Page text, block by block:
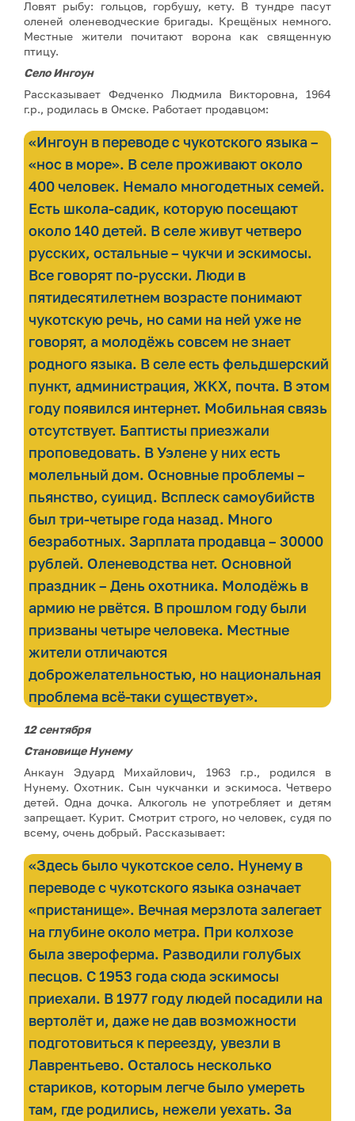
Ловят рыбу: гольцов, горбушу, кету. В тундре пасут
оленей оленеводческие бригады. Крещёных немного.
Местные жители почитают ворона как священную
птицу.
Село Ингоун
Рассказывает Федченко Людмила Викторовна, 1964
г.р., родилась в Омске. Работает продавцом:
«Ингоун в переводе с чукотского языка –
«нос в море». В селе проживают около
400 человек. Немало многодетных семей.
Есть школа-садик, которую посещают
около 140 детей. В селе живут четверо
русских, остальные – чукчи и эскимосы.
Все говорят по-русски. Люди в
пятидесятилетнем возрасте понимают
чукотскую речь, но сами на ней уже не
говорят, а молодёжь совсем не знает
родного языка. В селе есть фельдшерский
пункт, администрация, ЖКХ, почта. В этом
году появился интернет. Мобильная связь
отсутствует. Баптисты приезжали
проповедовать. В Уэлене у них есть
молельный дом. Основные проблемы –
пьянство, суицид. Всплеск самоубийств
был три-четыре года назад. Много
безработных. Зарплата продавца – 30000
рублей. Оленеводства нет. Основной
праздник – День охотника. Молодёжь в
армию не рвётся. В прошлом году были
призваны четыре человека. Местные
жители отличаются
доброжелательностью, но национальная
проблема всё-таки существует».
12 сентября
Становище Нунему
Анкаун Эдуард Михайлович, 1963 г.р., родился в
Нунему. Охотник. Сын чукчанки и эскимоса. Четверо
детей. Одна дочка. Алкоголь не употребляет и детям
запрещает. Курит. Смотрит строго, но человек, судя по
всему, очень добрый. Рассказывает:
«Здесь было чукотское село. Нунему в
переводе с чукотского языка означает
«пристанище». Вечная мерзлота залегает
на глубине около метра. При колхозе
была звероферма. Разводили голубых
песцов. С 1953 года сюда эскимосы
приехали. В 1977 году людей посадили на
вертолёт и, даже не дав возможности
подготовиться к переезду, увезли в
Лаврентьево. Осталось несколько
стариков, которым легче было умереть
там, где родились, нежели уехать. За